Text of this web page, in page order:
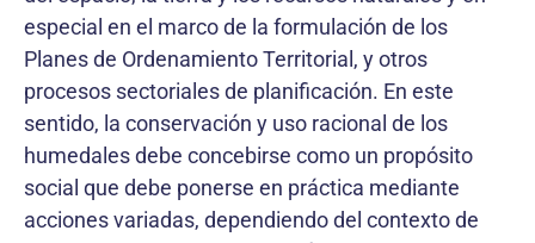
especial en el marco de la formulación de los
Planes de Ordenamiento Territorial, y otros
procesos sectoriales de planificación. En este
sentido, la conservación y uso racional de los
humedales debe concebirse como un propósito
social que debe ponerse en práctica mediante
acciones variadas, dependiendo del contexto de